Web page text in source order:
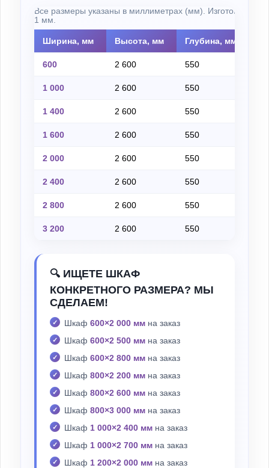
Все размеры указаны в миллиметрах (мм). Изготовление
1 мм.
Ширина, мм Высота, мм Глубина, мм
600 2 600 550
1 000 2 600 550
1 400 2 600 550
1 600 2 600 550
2 000 2 600 550
2 400 2 600 550
2 800 2 600 550
3 200 2 600 550
🔍 ИЩЕТЕ ШКАФ
КОНКРЕТНОГО РАЗМЕРА? МЫ
СДЕЛАЕМ!
Шкаф 600×2 000 мм на заказ
Шкаф 600×2 500 мм на заказ
Шкаф 600×2 800 мм на заказ
Шкаф 800×2 200 мм на заказ
Шкаф 800×2 600 мм на заказ
Шкаф 800×3 000 мм на заказ
Шкаф 1 000×2 400 мм на заказ
Шкаф 1 000×2 700 мм на заказ
Шкаф 1 200×2 000 мм на заказ